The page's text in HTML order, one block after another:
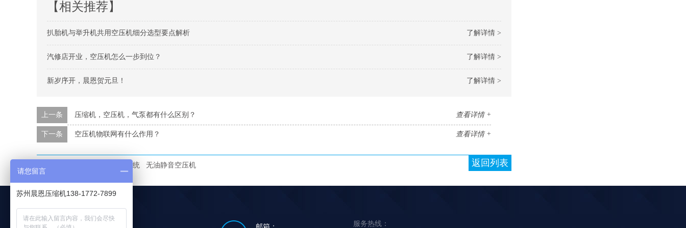
【相关推荐】
了解详情 >
扒胎机与举升机共用空压机细分选型要点解析
了解详情 >
汽修店开业，空压机怎么一步到位？
了解详情 >
新岁序开，晨恩贺元旦！
查看详情 +
上一条 压缩机，空压机，气泵都有什么区别？
查看详情 +
下一条 空压机物联网有什么作用？
返回列表
空压机系统 无油静音空压机
服务热线：
请您留言
苏州晨恩压缩机138-1772-7899